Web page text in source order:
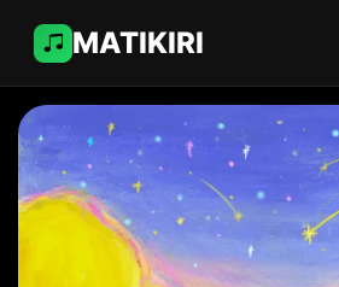
MATIKIRI